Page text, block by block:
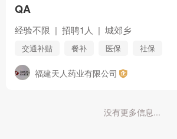
QA
经验不限 | 招聘1人 | 城郊乡
交通补贴 餐补 医保
社保
五险
婚假
其他
福建天人药业有限公司
没有更多信息...